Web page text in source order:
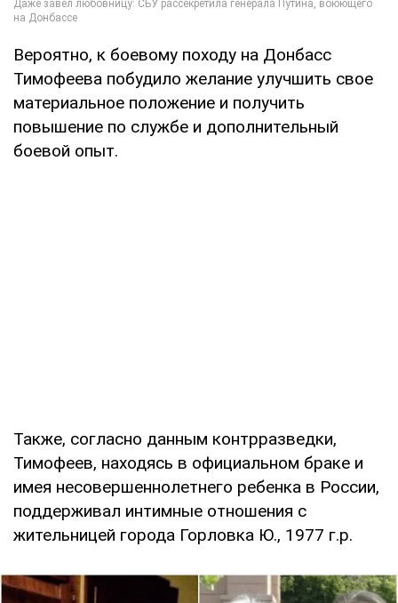
Вероятно, к боевому походу на Донбасс
Тимофеева побудило желание улучшить свое
материальное положение и получить
повышение по службе и дополнительный
боевой опыт.
Также, согласно данным контрразведки,
Тимофеев, находясь в официальном браке и
имея несовершеннолетнего ребенка в России,
поддерживал интимные отношения с
жительницей города Горловка Ю., 1977 г.р.